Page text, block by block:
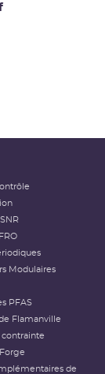
Modulaires
PFAS
Flamanville
contrainte
de